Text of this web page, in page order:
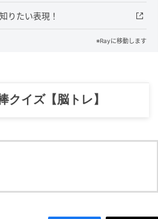
りたい表現！
※Rayに移動します
イズ【脳トレ】